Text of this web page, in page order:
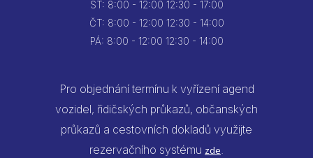
ST: 8:00 - 12:00 12:30 - 17:00
ČT: 8:00 - 12:00 12:30 - 14:00
PÁ: 8:00 - 12:00 12:30 - 14:00
Pro objednání termínu k vyřízení agend
vozidel, řidičských průkazů, občanských
průkazů a cestovních dokladů využijte
rezervačního systému zde.